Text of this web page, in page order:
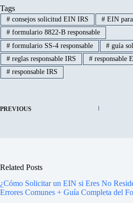
Tags
#consejos solicitud EIN IRS #EIN para
#formulario 8822-B responsable
#formulario SS-4 responsable #guía
#reglas responsable IRS #responsable
#responsable IRS
PREVIOUS
Related Posts
¿Cómo Solicitar un EIN si Eres No
Errores Comunes + Guía Completa del